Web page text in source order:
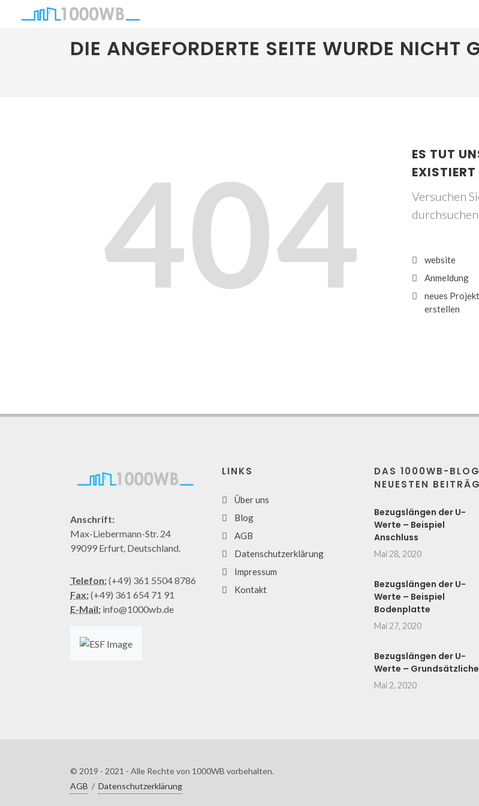
DIE ANGEFORDERTE SEITE WURDE NICHT
404
ES TUT
Versuchen
website
Anmeldung
neues Projekt
erstellen
Anschrift:
Max-Liebermann-Str. 24
99099 Erfurt, Deutschland.
Telefon:(+49) 361 5504 8786
Fax:(+49) 361 654 71 91
E-Mail: info@1000wb.de
LINKS
Über uns
Blog
AGB
Datenschutzerklärung
Impressum
Kontakt
DAS 1000WB-
NEUESTEN
Bezugslängen der U-
Werte – Beispiel
Anschluss
Mai 28, 2020
Bezugslängen der U-
Werte – Beispiel
Bodenplatte
Mai 27, 2020
Bezugslängen der U-
Werte –
Mai 2, 2020
© 2019 - 2021 - Alle Rechte von 1000WB vorbehalten.
AGB / Datenschutzerklärung